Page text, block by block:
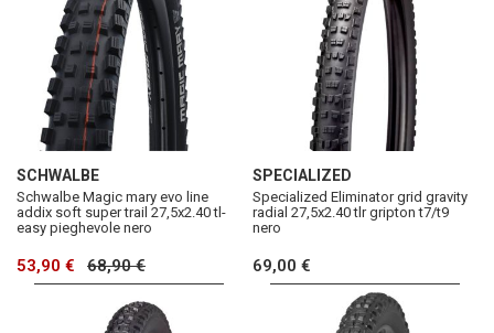
SCHWALBE
Schwalbe Magic mary evo line
addix soft super trail 27,5x2.40 tl-
easy pieghevole nero
53,90 € 68,90 €
SPECIALIZED
Specialized Eliminator grid gravity
radial 27,5x2.40 tlr gripton t7/t9
nero
69,00 €